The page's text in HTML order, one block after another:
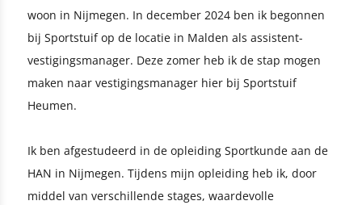
woon in Nijmegen. In december 2024 ben ik begonnen
bij Sportstuif op de locatie in Malden als assistent-
vestigingsmanager. Deze zomer heb ik de stap mogen
maken naar vestigingsmanager hier bij Sportstuif
Heumen.
Ik ben afgestudeerd in de opleiding Sportkunde aan de
HAN in Nijmegen. Tijdens mijn opleiding heb ik, door
middel van verschillende stages, waardevolle